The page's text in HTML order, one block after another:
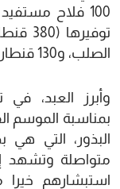
الصلب، و130 قنطار من القمح الطري).
وأبرز العبد، في
البذور، التي هي
متواصلة وتشهد
استبشارهم خيرا